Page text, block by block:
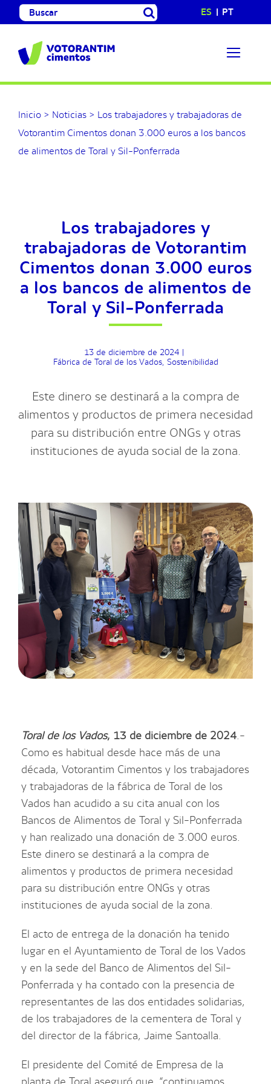
Saltar
al
contenido
Buscar: ES PT
Inicio> Noticias > Los trabajadores y trabajadoras de
Votorantim Cimentos donan 3.000 euros a los bancos
de alimentos de Toral y Sil-Ponferrada
Los trabajadores y
trabajadoras de Votorantim
Cimentos donan 3.000 euros
a los bancos de alimentos de
Toral y Sil-Ponferrada
13 de diciembre de 2024 |
Fábrica de Toral de los Vados, Sostenibilidad
Este dinero se destinará a la compra de
alimentos y productos de primera necesidad
para su distribución entre ONGs y otras
instituciones de ayuda social de la zona.
Toral de los Vados, 13 de diciembre de 2024.-
Como es habitual desde hace más de una
década, Votorantim Cimentos y los trabajadores
y trabajadoras de la fábrica de Toral de los
Vados han acudido a su cita anual con los
Bancos de Alimentos de Toral y Sil-Ponferrada
y han realizado una donación de 3.000 euros.
Este dinero se destinará a la compra de
alimentos y productos de primera necesidad
para su distribución entre ONGs y otras
instituciones de ayuda social de la zona.
El acto de entrega de la donación ha tenido
lugar en el Ayuntamiento de Toral de los Vados
y en la sede del Banco de Alimentos del Sil-
Ponferrada y ha contado con la presencia de
representantes de las dos entidades solidarias,
de los trabajadores de la cementera de Toral y
del director de la fábrica, Jaime Santoalla.
El presidente del Comité de Empresa de la